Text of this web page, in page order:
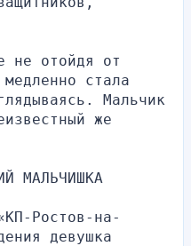
не отойдя от
стала
Мальчик
же
МАЛЬЧИШКА
Ростов-на-
девушка